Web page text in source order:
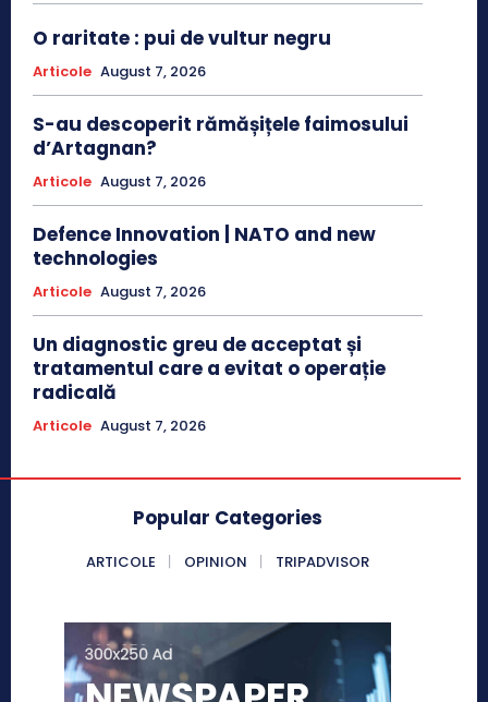
O raritate : pui de vultur negru
Articole August 7, 2026
S-au descoperit rămășițele faimosului
d’Artagnan?
Articole August 7, 2026
Defence Innovation | NATO and new
technologies
Articole August 7, 2026
Un diagnostic greu de acceptat și
tratamentul care a evitat o operație
radicală
Articole August 7, 2026
Popular Categories
ARTICOLE OPINION TRIPADVISOR